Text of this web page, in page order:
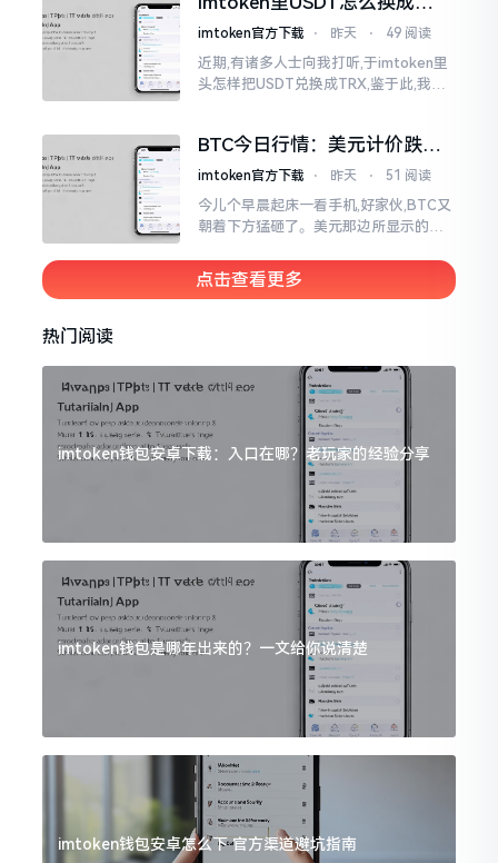
币流程。
TRX？手把手教你转成波场币
imtoken官方下载 ⋅ 昨天 ⋅ 49 阅读
近期,有诸多人士向我打听,于imtoken里
头怎样把USDT兑换成TRX,鉴于此,我着
法。
BTC今日行情：美元计价跌成
啥样了？老手教你咋看
imtoken官方下载 ⋅ 昨天 ⋅ 51 阅读
今儿个早晨起床一看手机,好家伙,BTC又
朝着下方猛砸了。美元那边所显示的报
的行情咱们目睹过好多回了。别看今日
下跌幅度如此之大
点击查看更多
热门阅读
imtoken钱包安卓下载：入口在哪？老玩家的经验分享
imtoken钱包是哪年出来的？一文给你说清楚
imtoken钱包安卓怎么下 官方渠道避坑指南